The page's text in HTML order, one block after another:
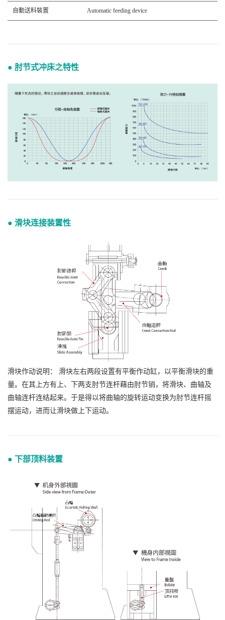
自動送料裝置 Automatic feeding device
● 肘节式冲床之特性
● 滑块连接装置性
滑块作动说明： 滑块左右两段设置有平衡作动缸，以平衡滑块的重
量。在其上方有上、下两支肘节连杆藉由肘节销，将滑块、曲轴及
曲轴连杆连结起来。于是得以将曲轴的旋转运动变换为肘节连杆摇
摆运动，进而让滑块做上下运动。
● 下部顶料装置